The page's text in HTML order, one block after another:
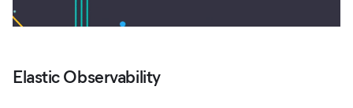
Elastic Observability